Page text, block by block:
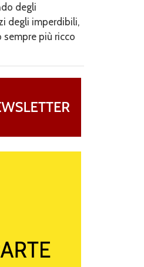
degli
degli imperdibili,
più ricco